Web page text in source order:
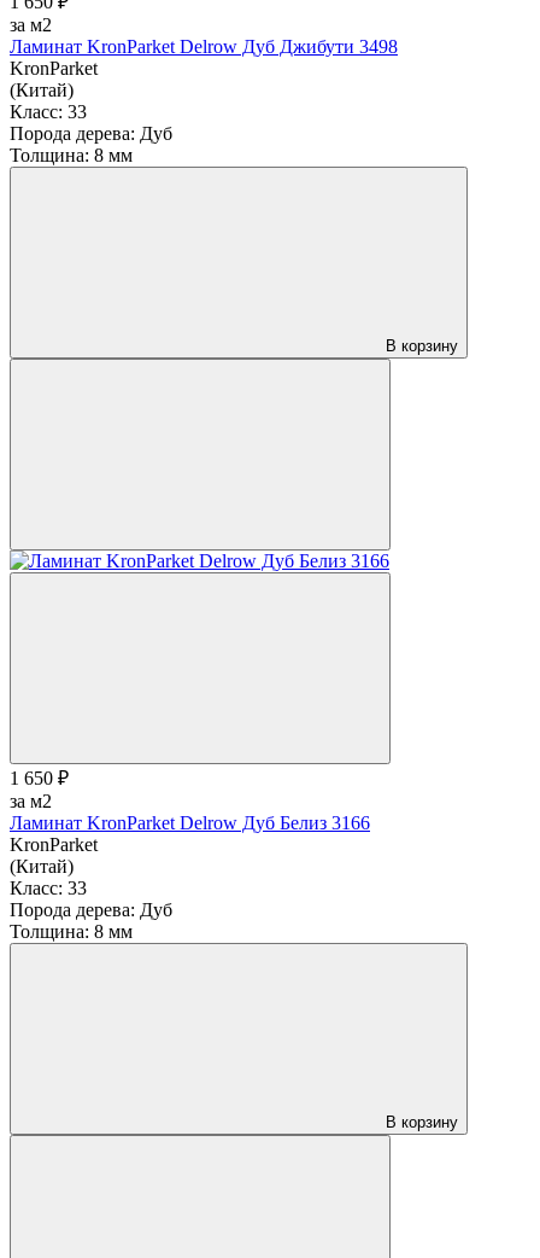
за м2
Ламинат KronParket Delrow Дуб Джибути 3498
KronParket
(Китай)
Класс: 33
Порода дерева: Дуб
Толщина: 8 мм
В корзину
1 650 ₽
за м2
Ламинат KronParket Delrow Дуб Белиз 3166
KronParket
(Китай)
Класс: 33
Порода дерева: Дуб
Толщина: 8 мм
В корзину